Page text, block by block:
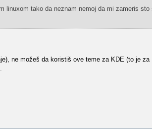
linuxom tako da neznam nemoj da mi zameris
ne možeš da koristiš ove teme za KDE (to je za